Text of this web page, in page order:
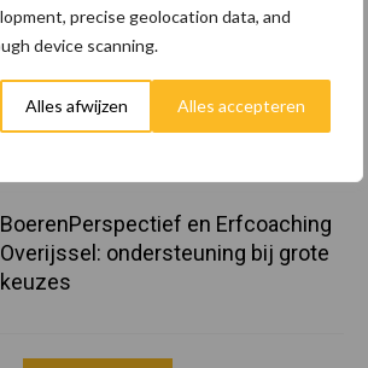
precise geolocation data, and
device scanning.
Alles afwijzen Alles accepteren
maar tempo vlakt af
Kwaliteit als wapen tegen
internationale handelsdruk in de
BoerenPerspectief en Erfcoaching
Overijssel: ondersteuning bij grote
keuzes